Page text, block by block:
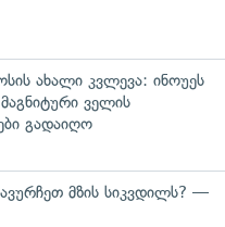
ახალი კვლევა: ინოუეს
ველის
გადაიღო
მზის სიკვდილს? —